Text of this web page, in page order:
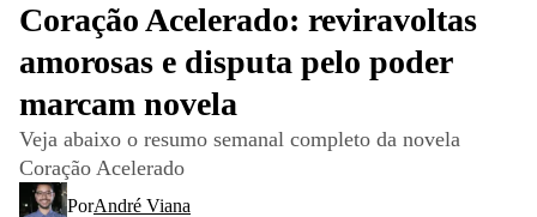
Coração Acelerado: reviravoltas
amorosas e disputa pelo poder
marcam novela
Veja abaixo o resumo semanal completo da novela
Coração Acelerado
PorAndré Viana